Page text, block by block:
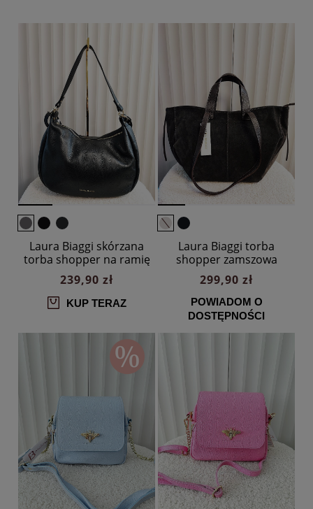
Laura Biaggi skórzana
torba shopper na ramię
czarna
239,90 zł
KUP TERAZ
Laura Biaggi torba
shopper zamszowa
czekoladowa
299,90 zł
POWIADOM O
DOSTĘPNOŚCI